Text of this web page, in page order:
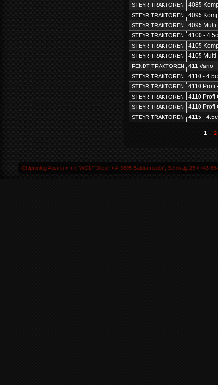
STEYR TRAKTOREN 4085
STEYR TRAKTOREN 4095
STEYR TRAKTOREN 4095 Multi
STEYR TRAKTOREN 4100 -
STEYR TRAKTOREN 4105
STEYR TRAKTOREN 4105 Multi
FENDT TRAKTOREN 411 Vario
STEYR TRAKTOREN 4110 -
STEYR TRAKTOREN 4110 Profi
STEYR TRAKTOREN 4110 Profi
STEYR TRAKTOREN 4110 Profi
STEYR TRAKTOREN 4115 -
1 2
Chiptuning Austria ▪ Inh. WOLF Dieter ▪ A-9805 Baldramsdorf, Schwaig 25 ▪ +43